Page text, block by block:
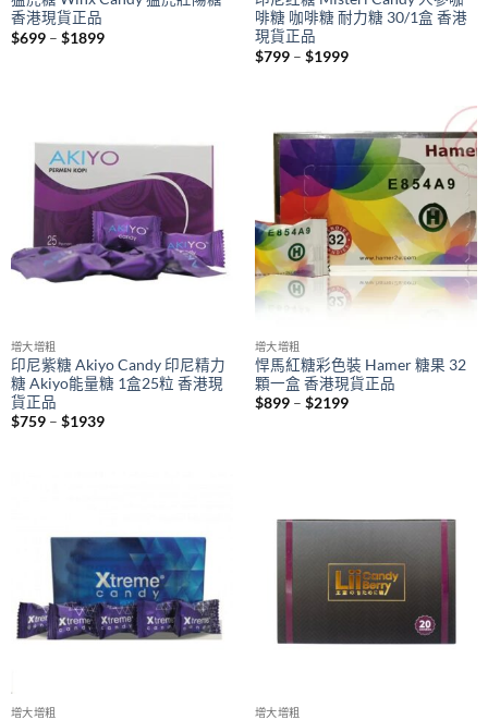
香港現貨正品
$699 – $1899Price
啡糖 咖啡糖 耐力糖 30/1盒 香港
現貨正品
$799 – $1999Price
增大增粗
印尼紫糖 Akiyo Candy 印尼精力
糖 Akiyo能量糖 1盒25粒 香港現
貨正品
$759 – $1939Price
增大增粗
悍馬紅糖彩色裝 Hamer 糖果 32
顆一盒 香港現貨正品
$899 – $2199Price
增大增粗 增大增粗